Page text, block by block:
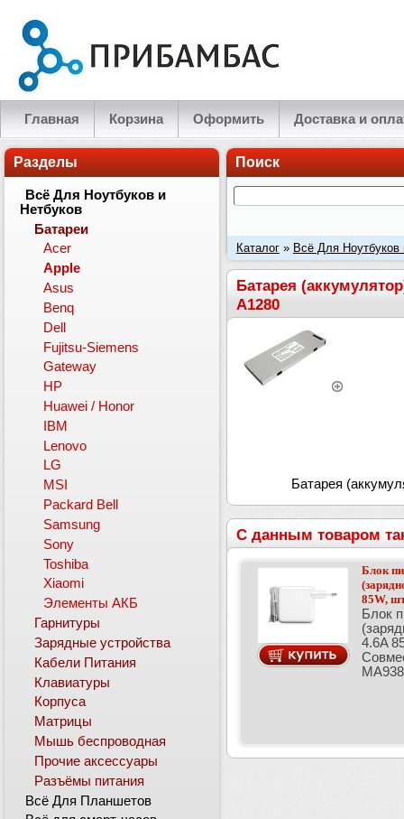
Главная Корзина Оформить Доставка и
Поиск
Каталог» Всё Для Ноутбуков
13", серебристая. PN: A1280,
Батарея
А1280
Батарея
С данным товаром
Блок
85W,
Блок
4.6A
Разделы
Всё Для Ноутбуков и
Нетбуков
Батареи
Acer
Apple
Asus
Benq
Dell
Fujitsu-Siemens
Gateway
HP
Huawei / Honor
IBM
Lenovo
LG
MSI
Packard Bell
Samsung
Sony
Toshiba
Xiaomi
Элементы АКБ
Гарнитуры
Зарядные устройства
Кабели Питания
Клавиатуры
Корпуса
Матрицы
Мышь беспроводная
Прочие аксессуары
Разъёмы питания
Всё Для Планшетов